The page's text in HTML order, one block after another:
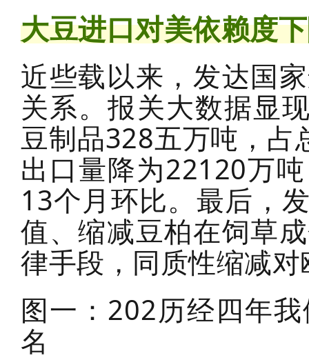
大豆进口对美依赖度
近些载以来，发达国
关系。报关大数据显
豆制品328五万吨，占
出口量降为22120万
13个月环比。最后，
值、缩减豆柏在饲草
律手段，同质性缩减
图一：202历经四年
名